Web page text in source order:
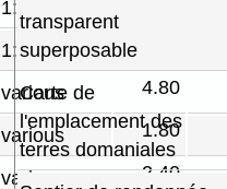
1:30,000
1:20,000
various 4.80
various 1.80
various 2.40
transparent
superposable
Carte de
l'emplacement des
terres domaniales